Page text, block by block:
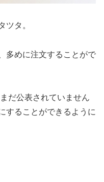
ツタ。
多めに注文することがで
だ公表されていません
することができるように